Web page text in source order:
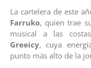
La cartelera de este
Farruko, quien trae
musical a las
Greeicy, cuya
punto más alto de la